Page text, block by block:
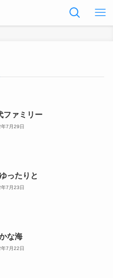
ファミリー
7月29日
ったりと
7月23日
な海
7月22日